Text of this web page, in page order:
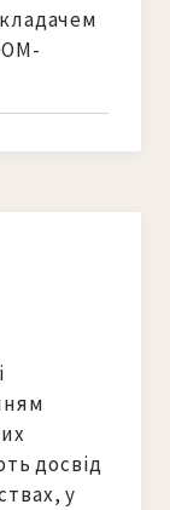
досвід
у